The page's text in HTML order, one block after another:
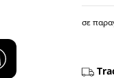
σε